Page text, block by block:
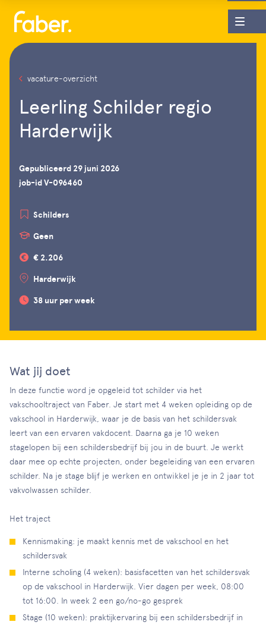
vacature-overzicht
Leerling Schilder regio
Harderwijk
Gepubliceerd 29 juni 2026
job-id V-096460
Schilders
Geen
€ 2.206
Harderwijk
38 uur per week
Wat jij doet
In deze functie word je opgeleid tot schilder via het
vakschooltraject van Faber. Je start met 4 weken opleiding op de
vakschool in Harderwijk, waar je de basis van het schildersvak
leert van een ervaren vakdocent. Daarna ga je 10 weken
stagelopen bij een schildersbedrijf bij jou in de buurt. Je werkt
daar mee op echte projecten, onder begeleiding van een ervaren
schilder. Na je stage blijf je werken en ontwikkel je je in 2 jaar tot
vakvolwassen schilder.
Het traject
Kennismaking: je maakt kennis met de vakschool en het
schildersvak
Interne scholing (4 weken): basisfacetten van het schildersvak
op de vakschool in Harderwijk. Vier dagen per week, 08:00
tot 16:00. In week 2 een go/no-go gesprek
Stage (10 weken): praktijkervaring bij een schildersbedrijf in